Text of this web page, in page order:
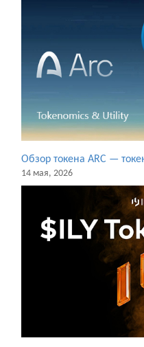
Обзор токена ARC —
14 мая, 2026